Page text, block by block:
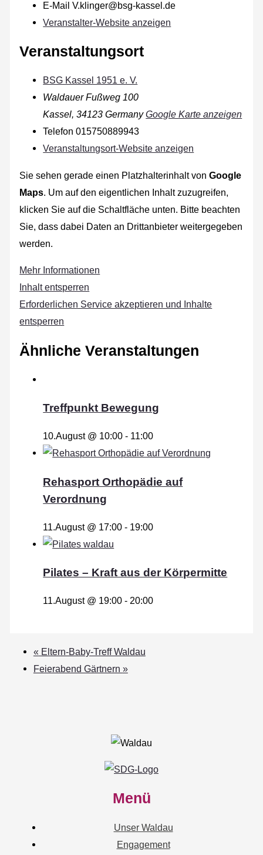
E-MailV.klinger@bsg-kassel.de
Veranstalter-Website anzeigen
Veranstaltungsort
BSG Kassel 1951 e. V.
Waldauer Fußweg 100
Kassel, 34123 Germany Google Karte anzeigen
Telefon 015750889943
Veranstaltungsort-Website anzeigen
Sie sehen gerade einen Platzhalterinhalt vonGoogle
Maps. Um auf den eigentlichen Inhalt zuzugreifen,
klicken Sie auf die Schaltfläche unten. Bitte beachten
Sie, dass dabei Daten an Drittanbieter weitergegeben
werden.
Mehr Informationen
Inhalt entsperren
Erforderlichen Service akzeptieren und Inhalte
entsperren
Ähnliche Veranstaltungen
Treffpunkt Bewegung
10.August @ 10:00 - 11:00
Rehasport Orthopädie auf
Verordnung
11.August @ 17:00 - 19:00
Pilates – Kraft aus der Körpermitte
11.August @ 19:00 - 20:00
« Eltern-Baby-Treff Waldau
Feierabend Gärtnern »
Menü
Unser Waldau
Engagement